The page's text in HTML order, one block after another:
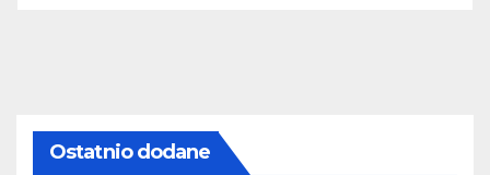
Ostatnio dodane